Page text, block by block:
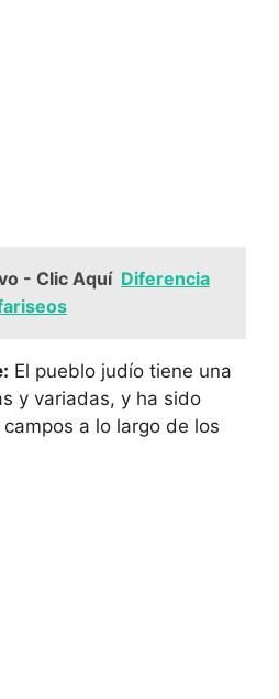
- Clic Aquí Diferencia
El pueblo judío tiene una
y variadas, y ha sido
a lo largo de los